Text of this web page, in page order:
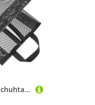
SAFIGLE 2stücke Netz Schuhtasche Für Reisen Atmungsaktive Aufbewahrungsbeutel Mit Griff Leicht Und Tragbar Zum Schützen Und Organisieren Von Schuhen Unterwegs